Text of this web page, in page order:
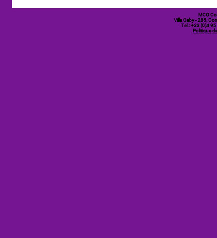
MCO
Villa Gaby- 285,
Tel.: +33 (0)4
Politique